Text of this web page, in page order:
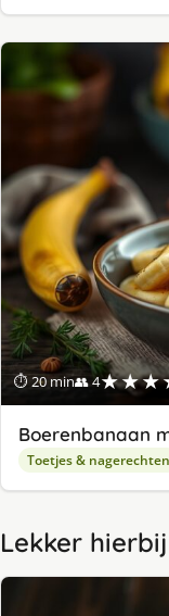
⏱ 20 min👥 4
Boerenbanaan
Toetjes & nagerechten
Lekker hierbij